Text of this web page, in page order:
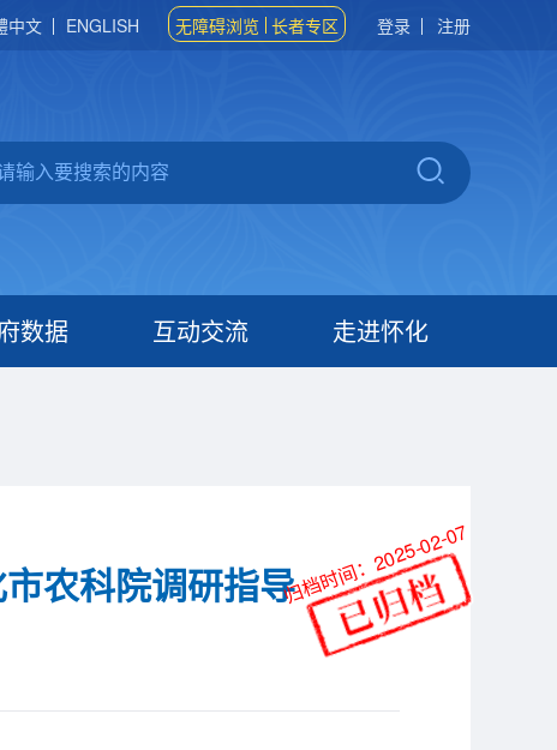
中文 ENGLISH 无障碍浏览 长者专区 登录 注册
数据 互动交流 走进怀化
农科院调研指导归档时间：2025-02-07